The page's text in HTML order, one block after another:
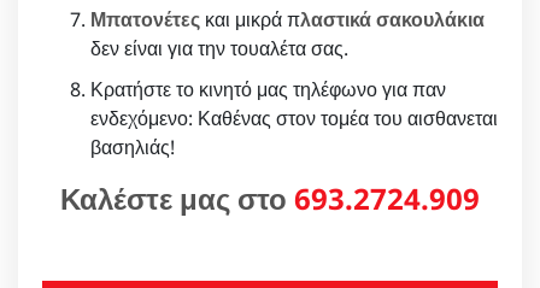
Μπατονέτες και μικρά πλαστικά σακουλάκια
δεν είναι για την τουαλέτα σας.
Κρατήστε το κινητό μας τηλέφωνο για παν
ενδεχόμενο: Καθένας στον τομέα του αισθανεται
βασηλιάς!
Καλέστε μας στο 693.2724.909